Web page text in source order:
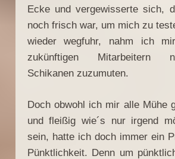
Ecke und vergewisserte sich,
noch frisch war, um mich zu
wieder wegfuhr, nahm ich
zukünftigen Mitarbeitern
Schikanen zuzumuten.
Doch obwohl ich mir alle Mühe
und fleißig wie´s nur irgend
sein, hatte ich doch immer ein
Pünktlichkeit. Denn um